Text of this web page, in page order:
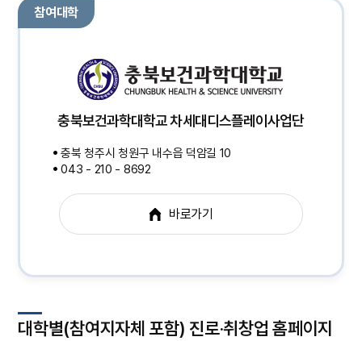
참여대학
충북보건과학대학교 차세대디스플레이사업단
충북 청주시 청원구 내수읍 덕암길 10
043 - 210 - 8692
바로가기
대학별(참여지자체 포함) 진로·취창업 홈페이지